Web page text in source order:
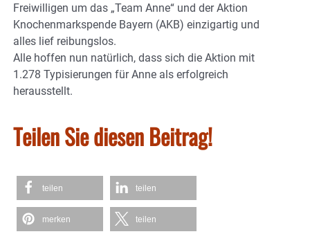
Freiwilligen um das „Team Anne“ und der Aktion
Knochenmarkspende Bayern (AKB) einzigartig und
alles lief reibungslos.
Alle hoffen nun natürlich, dass sich die Aktion mit
1.278 Typisierungen für Anne als erfolgreich
herausstellt.
Teilen Sie diesen Beitrag!
teilen teilen
merken teilen